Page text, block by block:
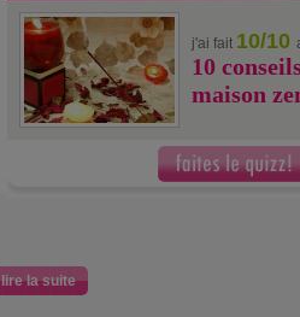
j'ai fait 10/10
10
maison
lire la suite